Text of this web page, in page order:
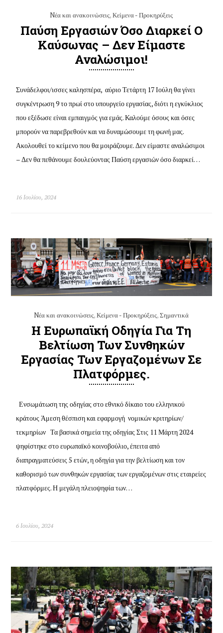
Nέα και ανακοινώσεις,Κείμενα - Προκηρύξεις
Παύση Εργασιών Όσο Διαρκεί Ο
Καύσωνας – Δεν Είμαστε
Αναλώσιμοι!
Συνάδελφοι/ισσες καλησπέρα, αύριο Τετάρτη 17 Ιούλη θα γίνει
συγκέντρωση 9 το πρωί στο υπουργείο εργασίας, διότι η εγκύκλιος
που εξέδωσε είναι εμπαιγμός για εμάς. Καλούμε όσους και όσες
μπορούν να παρεβρεθούν και να δυναμώσουμε τη φωνή μας.
Ακολουθεί το κείμενο που θα μοιράζουμε. Δεν είμαστε αναλώσιμοι
– Δεν θα πεθάνουμε δουλεύοντας Παύση εργασιών όσο διαρκεί…
16 Ιουλίου, 2024
Nέα και ανακοινώσεις,Κείμενα - Προκηρύξεις,Σημαντικά
Η Ευρωπαϊκή Οδηγία Για Τη
Βελτίωση Των Συνθηκών
Εργασίας Των Εργαζομένων Σε
Πλατφόρμες.
Ενσωμάτωση της οδηγίας στο εθνικό δίκαιο του ελληνικού
κράτους Άμεση θέσπιση και εφαρμογή νομικών κριτηρίων/
τεκμηρίων Τα βασικά σημεία της οδηγίας Στις 11 Μάρτη 2024
ψηφίστηκε στο ευρωπαϊκό κοινοβούλιο, έπειτα από
διαπραγματεύσεις 5 ετών, η οδηγία για την βελτίωση και τον
καθορισμό των συνθηκών εργασίας των εργαζομένων στις εταιρείες
πλατφόρμες. Η μεγάλη πλειοψηφία των…
6 Ιουλίου, 2024